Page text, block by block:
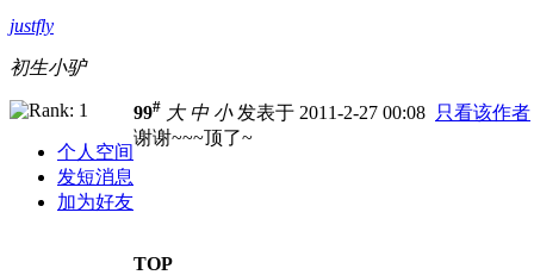
justfly
初生小驴
个人空间
发短消息
加为好友
99# 大 中 小发表于 2011-2-27 00:08 只看该作者
谢谢~~~顶了~
TOP